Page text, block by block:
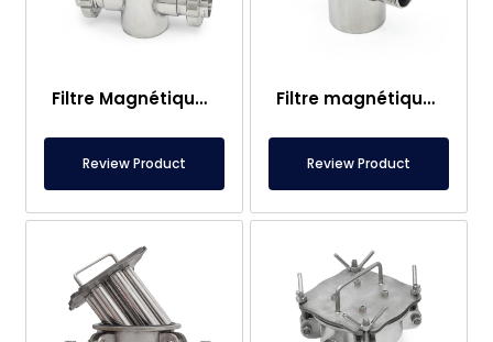
Filtre Magnétique DN65 à Presse-étoupe en Néodyme – Adapté aux Conditions Industrielles Lourdes, Inox AISI316L
Review Product
Filtre magnétique en néodyme DN50 avec entrée/sortie à embout – Certifié Gauss – Acier inoxydable 304L – Puissance 14 500 Gauss
Review Product